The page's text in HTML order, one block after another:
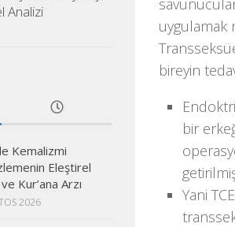
uygulamak
bireyin
bir
Yani
Analizi
Kemalizmi
Eleştirel
Kur’ana Arzı
2026